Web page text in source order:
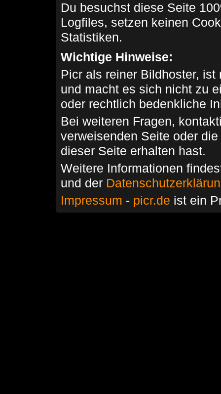
Du besuchst diese Seite
Logfiles, setzen keinen
Statistiken.
Wichtige Hinweise:
Picr als reiner Bildhoster,
und macht es sich nicht zu
oder rechtlich bedenkliche
Bei weiteren Fragen,
verweisenden Seite oder
dieser Seite erhalten hast.
Weitere Informationen
und der
Impressum - picr.de ist ein